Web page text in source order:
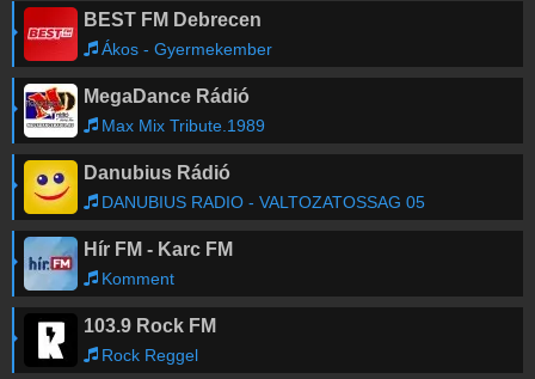
BEST FM Debrecen
Ákos - Gyermekember
MegaDance Rádió
Max Mix Tribute.1989
Danubius Rádió
DANUBIUS RADIO - VALTOZATOSSAG 05
Hír FM - Karc FM
Komment
103.9 Rock FM
Rock Reggel